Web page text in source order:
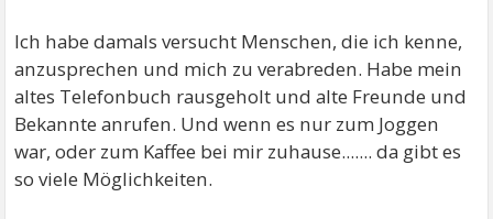
Ich habe damals versucht Menschen, die ich kenne,
anzusprechen und mich zu verabreden. Habe mein
altes Telefonbuch rausgeholt und alte Freunde und
Bekannte anrufen. Und wenn es nur zum Joggen
war, oder zum Kaffee bei mir zuhause....... da gibt es
so viele Möglichkeiten.